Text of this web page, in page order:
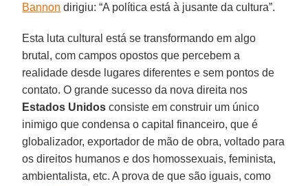
Bannon dirigiu: “A política está à jusante da cultura”.
Esta luta cultural está se transformando em algo
brutal, com campos opostos que percebem a
realidade desde lugares diferentes e sem pontos de
contato. O grande sucesso da nova direita nos
Estados Unidos consiste em construir um único
inimigo que condensa o capital financeiro, que é
globalizador, exportador de mão de obra, voltado para
os direitos humanos e dos homossexuais, feminista,
ambientalista, etc. A prova de que são iguais, como